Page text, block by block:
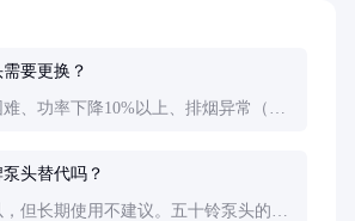
要更换？
、功率下降10%以上、排烟异常（冒
高压力低于标准值20%即需更换。
头替代吗？
但长期使用不建议。五十铃泵头的供